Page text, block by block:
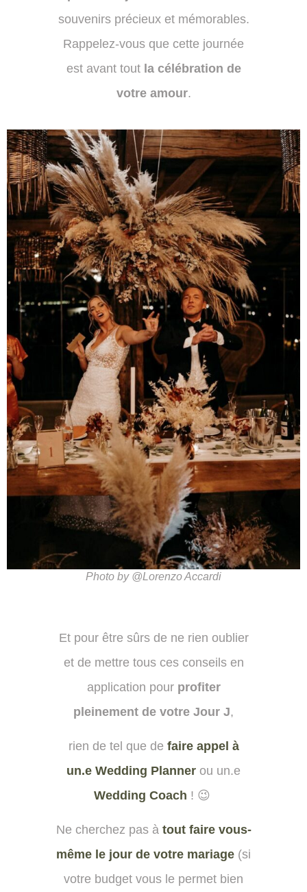
souvenirs précieux et mémorables.
Rappelez-vous que cette journée
est avant tout la célébration de
votre amour.
Photo by @Lorenzo Accardi
Et pour être sûrs de ne rien oublier
et de mettre tous ces conseils en
application pour profiter
pleinement de votre Jour J,
rien de tel que de faire appel à
un.e Wedding Planner ou un.e
Wedding Coach ! 😉
Ne cherchez pas à tout faire vous-
même le jour de votre mariage (si
votre budget vous le permet bien